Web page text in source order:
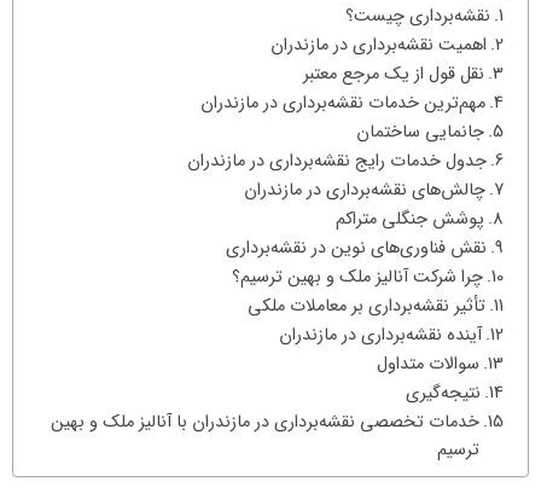
نقشه‌برداری چیست؟
اهمیت نقشه‌برداری در مازندران
نقل قول از یک مرجع معتبر
مهم‌ترین خدمات نقشه‌برداری در مازندران
جانمایی ساختمان
جدول خدمات رایج نقشه‌برداری در مازندران
چالش‌های نقشه‌برداری در مازندران
پوشش جنگلی متراکم
نقش فناوری‌های نوین در نقشه‌برداری
چرا شرکت آنالیز ملک و بهین ترسیم؟
تأثیر نقشه‌برداری بر معاملات ملکی
آینده نقشه‌برداری در مازندران
سوالات متداول
نتیجه‌گیری
خدمات تخصصی نقشه‌برداری در مازندران با آنالیز ملک و بهین
ترسیم